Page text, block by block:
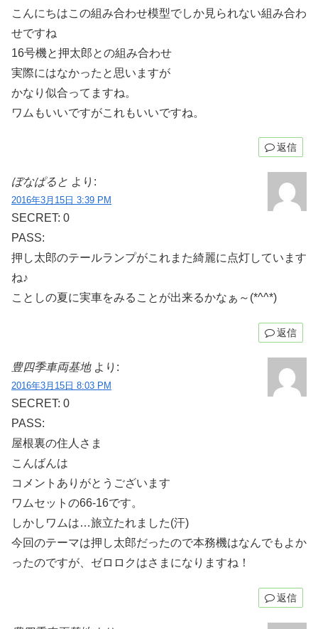
こんにちはこの組み合わせ模型でしか見られない組み合わ
せですね
16号機と押太郎との組み合わせ
実際にはなかったと思いますが
かなり似合ってますね。
ワムもいいですがこれもいいですね。
返信
ぼなぱると より:
2016年3月15日 3:39 PM
SECRET: 0
PASS:
押し太郎のテールランプがこれまた綺麗に点灯しています
ね♪
ことしの夏に実車をみることが出来るかなぁ～(*^^*)
返信
豊四季車両基地 より:
2016年3月15日 8:03 PM
SECRET: 0
PASS:
屋根裏の住人さま
こんばんは
コメントありがとうございます
ワムセットの66-16です。
しかしワムは…旅立たれました(汗)
今回のテーマは押し太郎だったので本務機はなんでもよか
ったのですが、ゼロロクはさまになりますね！
返信